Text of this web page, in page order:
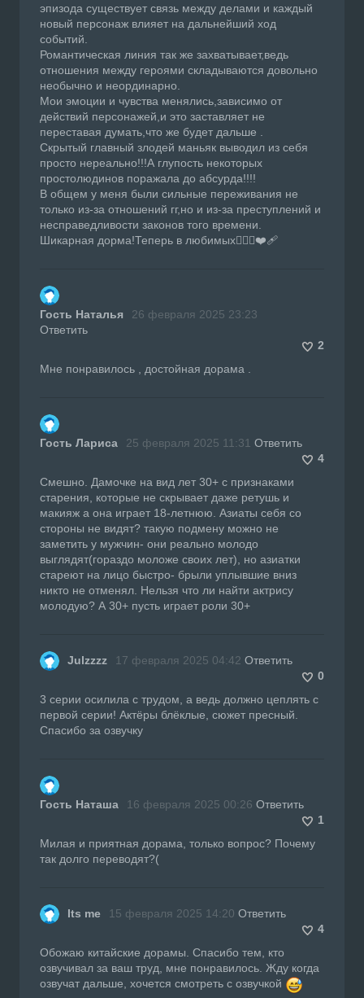
эпизода существует связь между делами и каждый
новый персонаж влияет на дальнейший ход
событий.
Романтическая линия так же захватывает,ведь
отношения между героями складываются довольно
необычно и неординарно.
Мои эмоции и чувства менялись,зависимо от
действий персонажей,и это заставляет не
переставая думать,что же будет дальше .
Скрытый главный злодей маньяк выводил из себя
просто нереально!!!А глупость некоторых
простолюдинов поражала до абсурда!!!!
В общем у меня были сильные переживания не
только из-за отношений гг,но и из-за преступлений и
несправедливости законов того времени.
Шикарная дорма!Теперь в любимых❤️‍🔥💔❤️‍🩹
Гость Наталья
26 февраля 2025 23:23
Ответить
2
Мне понравилось , достойная дорама .
Гость Лариса 25 февраля 2025 11:31 Ответить
4
Смешно. Дамочке на вид лет 30+ с признаками
старения, которые не скрывает даже ретушь и
макияж а она играет 18-летнюю. Азиаты себя со
стороны не видят? такую подмену можно не
заметить у мужчин- они реально молодо
выглядят(гораздо моложе своих лет), но азиатки
стареют на лицо быстро- брыли уплывшие вниз
никто не отменял. Нельзя что ли найти актрису
молодую? А 30+ пусть играет роли 30+
Julzzzz 17 февраля 2025 04:42 Ответить
0
3 серии осилила с трудом, а ведь должно цеплять с
первой серии! Актёры блёклые, сюжет пресный.
Спасибо за озвучку
Гость Наташа 16 февраля 2025 00:26 Ответить
1
Милая и приятная дорама, только вопрос? Почему
так долго переводят?(
Its me 15 февраля 2025 14:20 Ответить
4
Обожаю китайские дорамы. Спасибо тем, кто
озвучивал за ваш труд, мне понравилось. Жду когда
озвучат дальше, хочется смотреть с озвучкой